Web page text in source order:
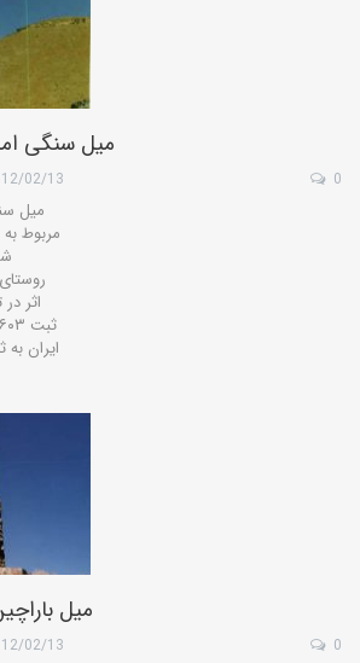
میل‌ سنگی
02/13 0
میل
مربوط
ایران
میل
02/13 0